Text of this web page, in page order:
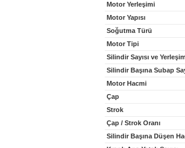
Motor Yerleşimi
Motor Yapısı
Soğutma Türü
Motor Tipi
Silindir Sayısı ve
Silindir Başına Subap
Motor Hacmi
Çap
Strok
Çap / Strok Oranı
Silindir Başına Düşen